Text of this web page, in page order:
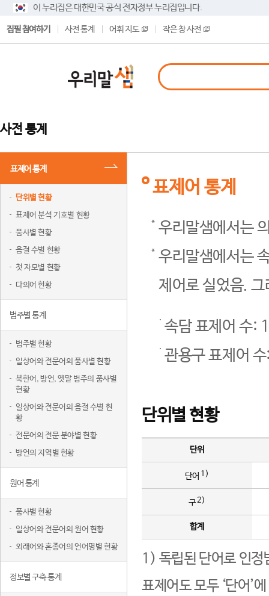
이 누리집은 대한민국 공식 전자정부 누리집입니다.
집필 참여하기 사전 통계 어휘 지도 작은 창 사전
사전 통계
표제어 통계
단위별 현황
표제어 분석 기호별 현황
품사별 현황
음절 수별 현황
첫 자모별 현황
다의어 현황
범주별 통계
범주별 현황
일상어와 전문어의 품사별 현황
북한어, 방언, 옛말 범주의 품사별
현황
일상어와 전문어의 음절 수별 현
황
전문어의 전문 분야별 현황
방언의 지역별 현황
원어 통계
품사별 현황
일상어와 전문어의 원어 현황
외래어와 혼종어의 언어명별 현황
정보별 구축 통계
표제어 통계
우리말샘에서는
우리말샘에서는
제어로 실었음.
속담 표제어 수:
관용구 표제어
단위별 현황
단위
단어 1)
구2)
합계
1) 독립된 단어로 인정
표제어도 모두 ‘단어’